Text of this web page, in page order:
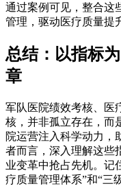
通过案例可见，整合这
管理，驱动医疗质量提
总结：以指标
章
军队医院绩效考核、医
核，并非孤立存在，而
院运营注入科学动力，
者而言，深入理解这些
业变革中抢占先机。记
疗质量管理体系”和“三